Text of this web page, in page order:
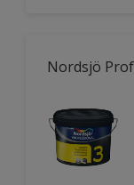
Nordsjö